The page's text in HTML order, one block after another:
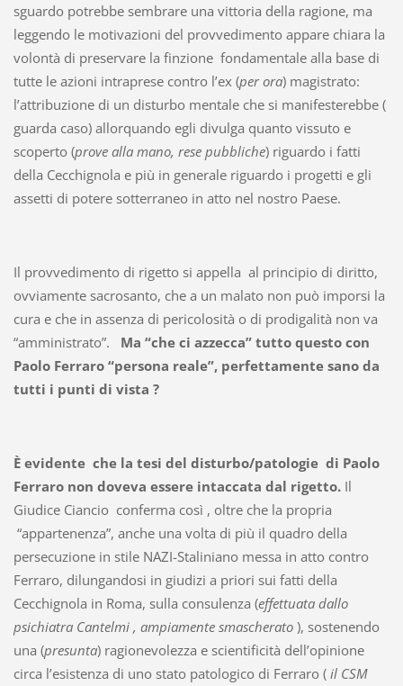
sguardo potrebbe sembrare una vittoria della ragione, ma
leggendo le motivazioni del provvedimento appare chiara la
volontà di preservare la finzione fondamentale alla base di
tutte le azioni intraprese contro l’ex (per ora) magistrato:
l’attribuzione di un disturbo mentale che si manifesterebbe (
guarda caso) allorquando egli divulga quanto vissuto e
scoperto (prove alla mano, rese pubbliche) riguardo i fatti
della Cecchignola e più in generale riguardo i progetti e gli
assetti di potere sotterraneo in atto nel nostro Paese.
Il provvedimento di rigetto si appella al principio di diritto,
ovviamente sacrosanto, che a un malato non può imporsi la
cura e che in assenza di pericolosità o di prodigalità non va
“amministrato”.
Ma “che ci azzecca” tutto questo con
Paolo Ferraro “persona reale”, perfettamente sano da
tutti i punti di vista ?
È evidente che la tesi del disturbo/patologie di Paolo
Ferraro non doveva essere intaccata dal rigetto. Il
Giudice Ciancio conferma così , oltre che la propria
“appartenenza”, anche una volta di più il quadro della
persecuzione in stile NAZI-Staliniano messa in atto contro
Ferraro, dilungandosi in giudizi a priori sui fatti della
Cecchignola in Roma, sulla consulenza (effettuata dallo
psichiatra Cantelmi , ampiamente smascherato ), sostenendo
una (presunta) ragionevolezza e scientificità dell’opinione
circa l’esistenza di uno stato patologico di Ferraro (il CSM